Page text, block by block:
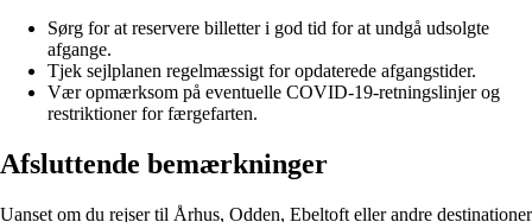
Sørg for at reservere billetter i god tid for at undgå udsolgte
afgange.
Tjek sejlplanen regelmæssigt for opdaterede afgangstider.
Vær opmærksom på eventuelle COVID-19-retningslinjer og
restriktioner for færgefarten.
Afsluttende bemærkninger
Uanset om du rejser til Århus, Odden, Ebeltoft eller andre destinationer